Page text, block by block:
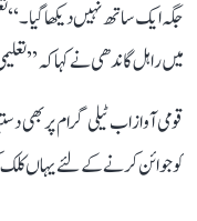
جگہ ایک ساتھ نہیں دیکھا
میں راہل گاندھی نے کہا کہ
قومی آواز اب ٹیلی گرام پر
کو جوائن کرنے کے لئے یہاں